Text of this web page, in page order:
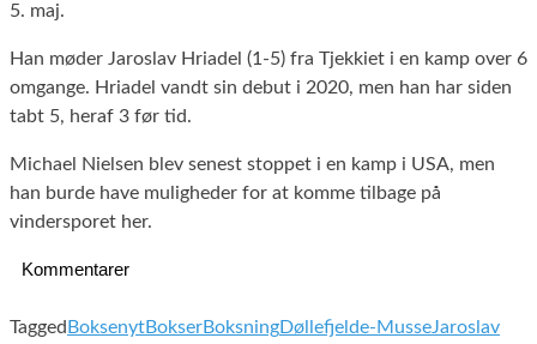
5. maj.
Han møder Jaroslav Hriadel (1-5) fra Tjekkiet i en kamp over 6
omgange. Hriadel vandt sin debut i 2020, men han har siden
tabt 5, heraf 3 før tid.
Michael Nielsen blev senest stoppet i en kamp i USA, men
han burde have muligheder for at komme tilbage på
vindersporet her.
Kommentarer
Tagged BoksenytBokserBoksningDøllefjelde-MusseJaroslav